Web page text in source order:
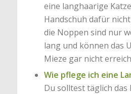
eine langhaarige
Handschuh dafür
die Noppen sind nur
lang und können das
Mieze gar nicht
Wie pflege ich eine
Du solltest täglich das